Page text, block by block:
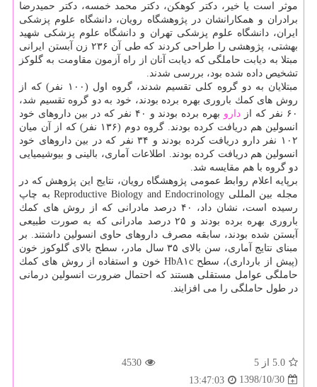
موثر است یا خیر، دكتر كوهكن، دكتر محمد خمسه، دكتر حمیدرضا
برادران و همكارانشان در پژوهشگاه رویان، دانشگاه علوم پزشكی
ایران، دانشگاه علوم پزشكی تهران و دانشگاه علوم پزشكی شهید
بهشتی، پژوهشی را طراحی كردند كه طی آن ۲۳۶ زن آبستن ایرانی
مبتلا به دیابت حاملگی كه دیابت آنان از راه آزمون مقاومت به گلوكز
تشخیص داده شده بود، بررسی شدند.
مبتلایان به دو گروه كلی تقسیم شدند، گروه اول (۱۰۰ نفر) كه از
روش های كمك باروری بهره برده بودند، خود به دو گروه تقسیم شد،
۶۰ نفر كه از
دارو
بهره برده بودند و ۴۰ نفر كه در بین داروهای خود
انسولین هم دریافت كرده بودند. گروه دوم (۱۳۶ نفر) كه از آن میان
۱۰۲ نفر دارو دریافت كرده بودند و ۳۴ نفر كه در بین داروهای خود
انسولین هم دریافت كرده بودند. اطلاعات آماری، بالینی و بیوشیمیایی
دو گروه با هم مقایسه شد.
برپایه اعلام روابط عمومی پژوهشگاه رویان، نتایج این پژوهش كه در
مجله بین المللی Reproductive Biology and Endocrinology به چاپ
رسیده است، نشان داد، ۴۰ درصد مادرانی كه از روش های كمك
باروری بهره برده بودند و ۲۵ درصد مادرانی كه به صورت طبیعی
آبستن شده بودند، سابقه مصرف داروهای حاوی انسولین داشتند. بر
مبنای نتایج آماری، سن بالای ۳۵ سال مادر، سطح بالای گلوكوز خون
(پیش از بارداری)، سطح HbA۱c خون و استفاده از روش های كمك
حاملگی عوامل مستقلی هستند كه احتمال ضرورت انسولین درمانی
در طول حاملگی را می افزایند.
5.0 از 5
4530
1398/10/30
13:47:03